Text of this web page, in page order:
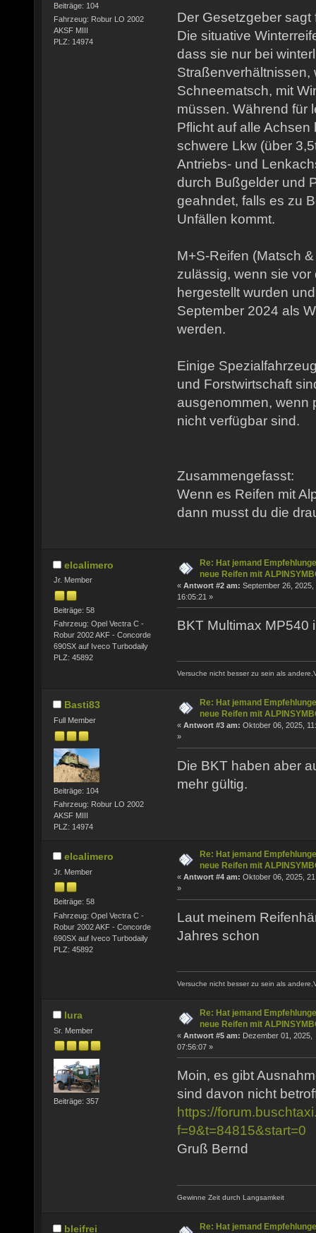
Beiträge: 104
Fahrzeug: Robur LO 2002
AKSF MIII
PLZ: 14974
Der Gesetzgeber sagt
Die situative
dass sie nur bei
Straßenverhältnissen,
Schneematsch, mit
müssen. Während für
Pflicht auf alle
schwere Lkw (über
Antriebs- und
durch Bußgelder und
geahndet, falls es zu
Unfällen kommt.
M+S-Reifen (Matsch
zulässig, wenn sie
hergestellt wurden
September 2024 als
werden.
Einige
und Forstwirtschaft
ausgenommen, wenn
nicht verfügbar sind.
Zusammengefasst:
Wenn es Reifen mit
dann musst du die
elcalimero
Jr. Member
Beiträge: 58
Fahrzeug: Opel Vectra C -
Robur 2002 AKF - Concorde
690SX auf Iveco Turbodaily
PLZ: 45892
Re: Hat jemand
neue Reifen mit
« Antwort #2 am: September 26, 2025,
16:05:21 »
BKT Multimax MP540
Versuche nicht besser zu sein als
Basti83
Full Member
Beiträge: 104
Fahrzeug: Robur LO 2002
AKSF MIII
PLZ: 14974
Re: Hat jemand
neue Reifen mit
« Antwort #3 am: Oktober 06, 2025,
»
Die BKT haben aber
mehr gültig.
elcalimero
Jr. Member
Beiträge: 58
Fahrzeug: Opel Vectra C -
Robur 2002 AKF - Concorde
690SX auf Iveco Turbodaily
PLZ: 45892
Re: Hat jemand
neue Reifen mit
« Antwort #4 am: Oktober 06, 2025,
»
Laut meinem
Jahres schon
Versuche nicht besser zu sein als
lura
Sr. Member
Beiträge: 357
Re: Hat jemand
neue Reifen mit
« Antwort #5 am: Dezember 01, 2025,
07:56:07 »
Moin, es gibt
sind davon nicht
https://
f=9&t=84815&start=0
Gruß Bernd
Gewinne Zeit durch Langsamkeit
bleifrei
Re: Hat jemand